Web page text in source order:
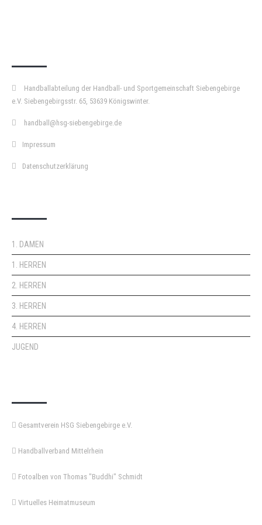
Handballabteilung der Handball- und Sportgemeinschaft Siebengebirge
e.V. Siebengebirgsstr. 65, 53639 Königswinter.
handball@hsg-siebengebirge.de
Impressum
Datenschutzerklärung
1. DAMEN
1. HERREN
2. HERREN
3. HERREN
4. HERREN
JUGEND
Gesamtverein HSG Siebengebirge e.V.
Handballverband Mittelrhein
Fotoalben von Thomas "Buddhi" Schmidt
Virtuelles Heimatmuseum